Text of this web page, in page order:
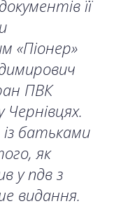
її
«Піонер»
ПВК
Чернівцях.
батьками
як
упдв з
видання.